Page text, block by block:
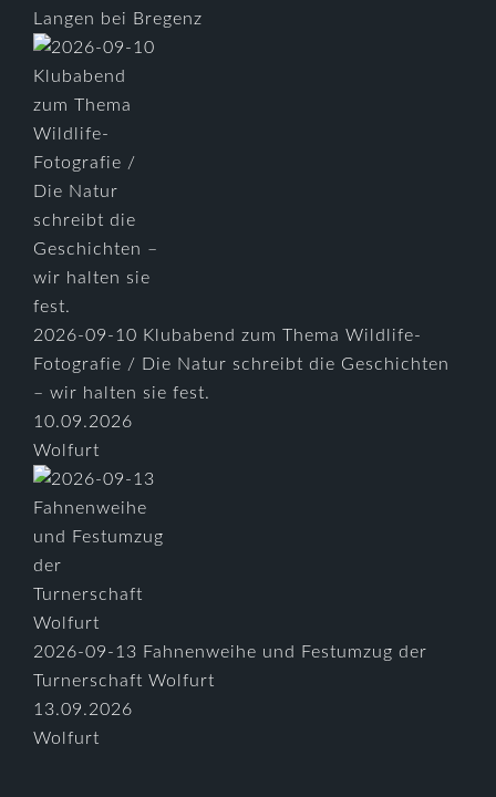
Langen bei Bregenz
2026-09-10 Klubabend zum Thema Wildlife-
Fotografie / Die Natur schreibt die Geschichten
– wir halten sie fest.
10.09.2026
Wolfurt
2026-09-13 Fahnenweihe und Festumzug der
Turnerschaft Wolfurt
13.09.2026
Wolfurt